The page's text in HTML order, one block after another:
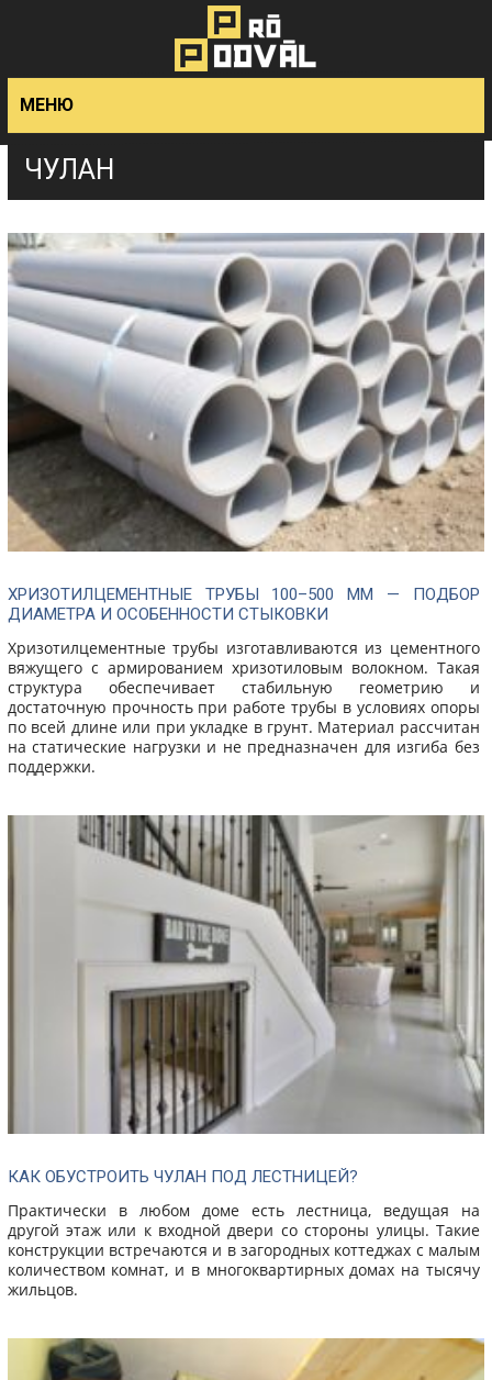
МЕНЮ
ЧУЛАН
ХРИЗОТИЛЦЕМЕНТНЫЕ ТРУБЫ 100–500 ММ — ПОДБОР
ДИАМЕТРА И ОСОБЕННОСТИ СТЫКОВКИ
Хризотилцементные трубы изготавливаются из цементного
вяжущего с армированием хризотиловым волокном. Такая
структура обеспечивает стабильную геометрию и
достаточную прочность при работе трубы в условиях опоры
по всей длине или при укладке в грунт. Материал рассчитан
на статические нагрузки и не предназначен для изгиба без
поддержки.
КАК ОБУСТРОИТЬ ЧУЛАН ПОД ЛЕСТНИЦЕЙ?
Практически в любом доме есть лестница, ведущая на
другой этаж или к входной двери со стороны улицы. Такие
конструкции встречаются и в загородных коттеджах с малым
количеством комнат, и в многоквартирных домах на тысячу
жильцов.